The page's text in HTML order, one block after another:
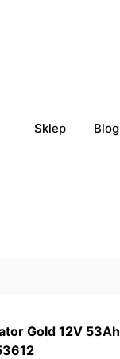
Sklep Blog
Gold 12V 53Ah